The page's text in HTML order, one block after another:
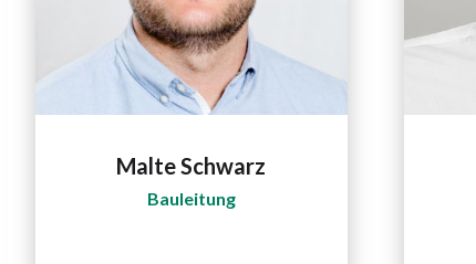
Malte Schwarz
Bauleitung